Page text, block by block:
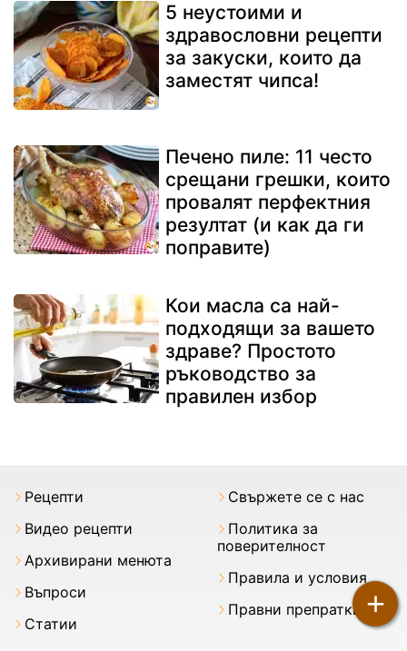
5 неустоими и
здравословни рецепти
за закуски, които да
заместят чипса!
Печено пиле: 11 често
срещани грешки, които
провалят перфектния
резултат (и как да ги
поправите)
Кои масла са най-
подходящи за вашето
здраве? Простото
ръководство за
правилен избор
+
Рецепти
Видео рецепти
Архивирани менюта
Въпроси
Статии
Свържете се с нас
Политика за
поверителност
Правила и условия
Правни препратки